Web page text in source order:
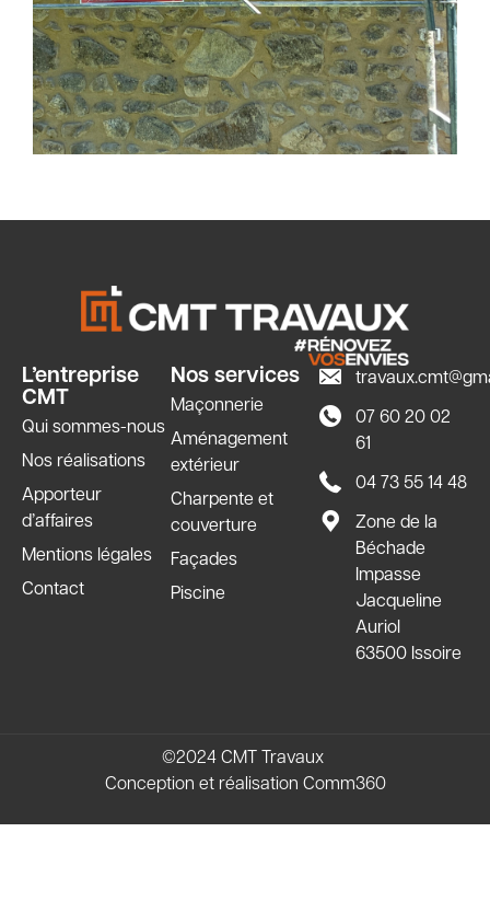
L’entreprise
CMT
Qui sommes-nous
Nos réalisations
Apporteur
d’affaires
Mentions légales
Contact
Nos services
Maçonnerie
Aménagement
extérieur
Charpente et
couverture
Façades
Piscine
07 60 20 02
61
04 73 55 14 48
Zone de la
Béchade
Impasse
Jacqueline
Auriol
63500 Issoire
©2024 CMT Travaux
Conception et réalisation Comm360